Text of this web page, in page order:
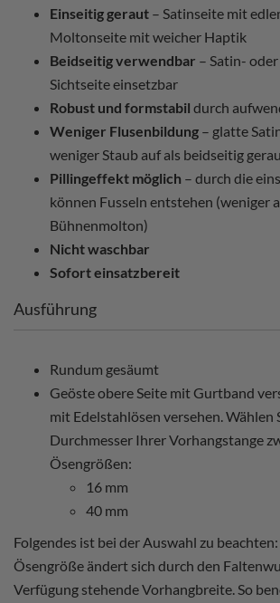
Einseitig geraut – Satinseite mit
Moltonseite mit weicher Haptik
Beidseitig verwendbar – Satin-
Sichtseite einsetzbar
Robust und formstabil durch
Weniger Flusenbildung – glatte
weniger Staub auf als beidseitig
Pillingeffekt möglich – durch die
können Fusseln entstehen (weniger
Bühnenmolton)
Nicht waschbar
Sofort einsatzbereit
Ausführung
Rundum gesäumt
Geöste obere Seite mit Gurtband
mit Edelstahlösen versehen. Wählen
Durchmesser Ihrer Vorhangstange
Ösengrößen:
16 mm
40 mm
Folgendes ist bei der Auswahl zu
Ösengröße ändert sich durch den
Verfügung stehende Vorhangbreite. So